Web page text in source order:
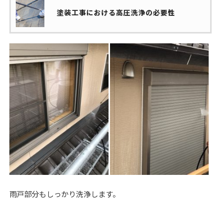
塗装工事における高圧洗浄の必要性
雨戸部分もしっかり洗浄します。